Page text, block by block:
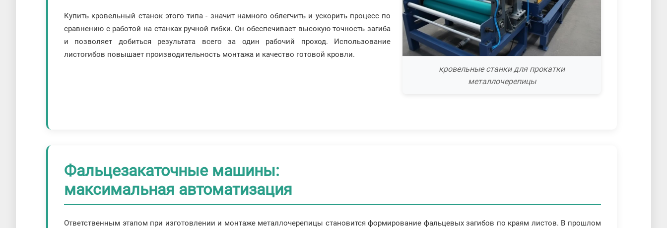
кровельные станки для прокатки
металлочерепицы
Купить кровельный станок этого типа - значит намного облегчить и ускорить процесс по
сравнению с работой на станках ручной гибки. Он обеспечивает высокую точность загиба
и позволяет добиться результата всего за один рабочий проход. Использование
листогибов повышает производительность монтажа и качество готовой кровли.
Фальцезакаточные машины:
максимальная автоматизация
Ответственным этапом при изготовлении и монтаже металлочерепицы становится формирование фальцевых загибов по краям листов. В прошлом